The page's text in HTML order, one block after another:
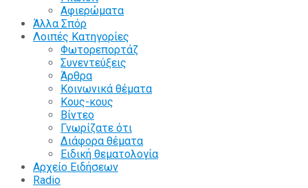
Αφιερώματα
Άλλα Σπόρ
Λοιπές Κατηγορίες
Φωτορεπορτάζ
Συνεντεύξεις
Άρθρα
Κοινωνικά θέματα
Κους-κους
Βίντεο
Γνωρίζατε ότι
Διάφορα θέματα
Ειδική θεματολογία
Αρχείο Ειδήσεων
Radio